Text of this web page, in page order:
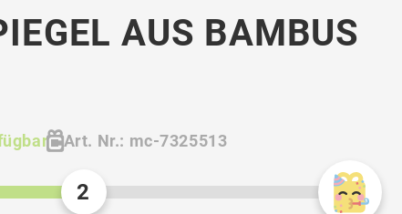
AUS BAMBUS
Art. Nr.: mc-7325513
2